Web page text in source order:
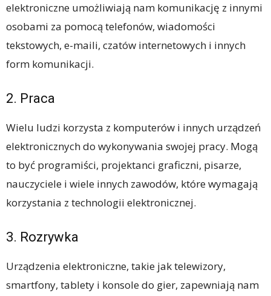
elektroniczne umożliwiają nam komunikację z innymi
osobami za pomocą telefonów, wiadomości
tekstowych, e-maili, czatów internetowych i innych
form komunikacji.
2. Praca
Wielu ludzi korzysta z komputerów i innych urządzeń
elektronicznych do wykonywania swojej pracy. Mogą
to być programiści, projektanci graficzni, pisarze,
nauczyciele i wiele innych zawodów, które wymagają
korzystania z technologii elektronicznej.
3. Rozrywka
Urządzenia elektroniczne, takie jak telewizory,
smartfony, tablety i konsole do gier, zapewniają nam